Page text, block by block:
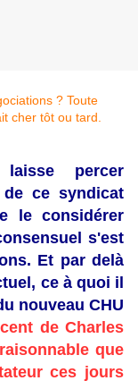
percer
ce syndicat
le considérer
s'est
Et par delà
ce à quoi il
nouveau CHU
de Charles
que
ces jours